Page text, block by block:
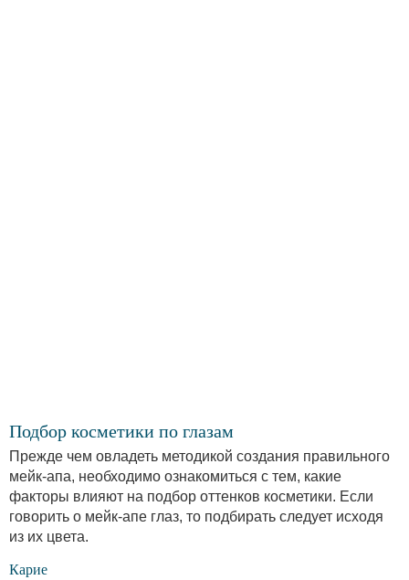
Подбор косметики по глазам
Прежде чем овладеть методикой создания правильного
мейк-апа, необходимо ознакомиться с тем, какие
факторы влияют на подбор оттенков косметики. Если
говорить о мейк-апе глаз, то подбирать следует исходя
из их цвета.
Карие